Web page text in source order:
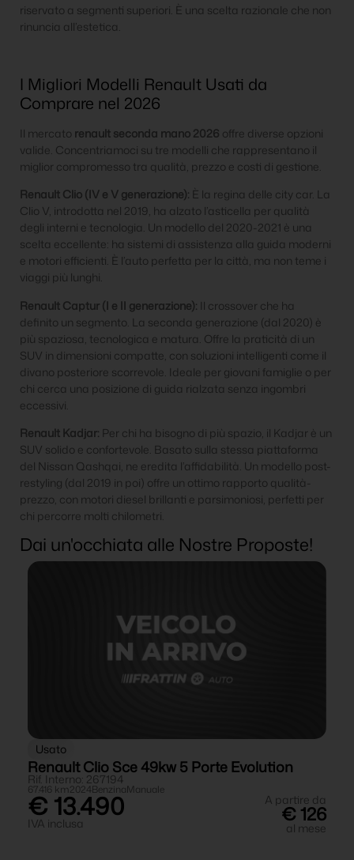
riservato a segmenti superiori. È una scelta razionale che non
rinuncia all’estetica.
I Migliori Modelli Renault Usati da
Comprare nel 2026
Il mercato renault seconda mano 2026 offre diverse opzioni
valide. Concentriamoci su tre modelli che rappresentano il
miglior compromesso tra qualità, prezzo e costi di gestione.
Renault Clio (IV e V generazione): È la regina delle city car. La
Clio V, introdotta nel 2019, ha alzato l’asticella per qualità
degli interni e tecnologia. Un modello del 2020-2021 è una
scelta eccellente: ha sistemi di assistenza alla guida moderni
e motori efficienti. È l’auto perfetta per la città, ma non teme i
viaggi più lunghi.
Renault Captur (I e II generazione): Il crossover che ha
definito un segmento. La seconda generazione (dal 2020) è
più spaziosa, tecnologica e matura. Offre la praticità di un
SUV in dimensioni compatte, con soluzioni intelligenti come il
divano posteriore scorrevole. Ideale per giovani famiglie o per
chi cerca una posizione di guida rialzata senza ingombri
eccessivi.
Renault Kadjar: Per chi ha bisogno di più spazio, il Kadjar è un
SUV solido e confortevole. Basato sulla stessa piattaforma
del Nissan Qashqai, ne eredita l’affidabilità. Un modello post-
restyling (dal 2019 in poi) offre un ottimo rapporto qualità-
prezzo, con motori diesel brillanti e parsimoniosi, perfetti per
chi percorre molti chilometri.
Dai un'occhiata alle Nostre Proposte!
Usato
Renault Clio Sce 49kw 5 Porte Evolution
Rif. Interno: 267194
67.416 km2024BenzinaManuale
€ 13.490
IVA inclusa
A partire da
€ 126
al mese